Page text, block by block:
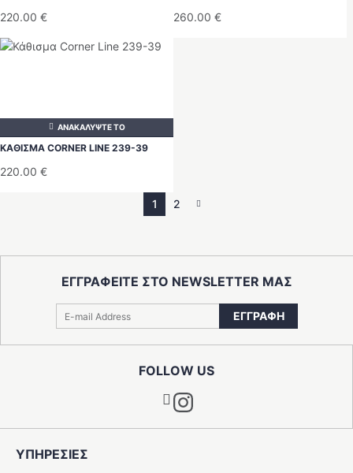
220.00 € 260.00 €
ΚΑΘΙΣΜΑ CORNER LINE 239-39
220.00 €
ΑΝΑΚΑΛΥΨΤΕ ΤΟ
1 2 →
FOLLOW US
Instagram
ΕΓΓΡΑΦΕΙΤΕ ΣΤΟ NEWSLETTER ΜΑΣ
ΕΓΓΡΑΦΗ
ΥΠΗΡΕΣIΕΣ